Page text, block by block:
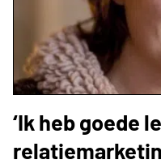
‘Ik heb goede